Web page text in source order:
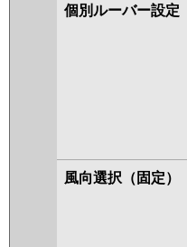
PLZ-
個別ルーバー設定
風向選択（固定）